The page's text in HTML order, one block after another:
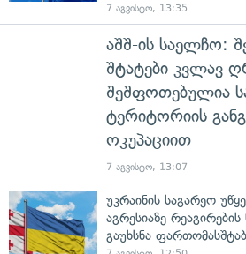
7 აგვისტო, 13:35
აშშ-ის საელჩო:
შტატები კვლავ
შეშფოთებულია
ტერიტორიის
ოკუპაციით
7 აგვისტო, 13:07
უკრაინის საგარეო
აგრესიაზე
გაუხსნა